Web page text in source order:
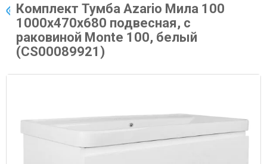
Комплект Тумба Azario Мила 100
1000х470х680 подвесная, с
раковиной Monte 100, белый
(CS00089921)